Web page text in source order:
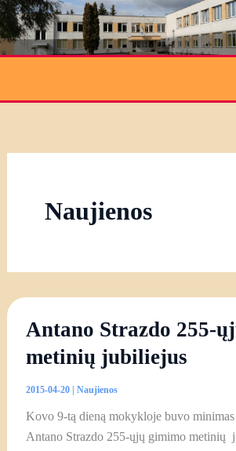
Pereiti
prie
turinio
Naujienos
Antano Strazdo 255-
metinių jubiliejus
2015-04-20 Naujienos
Kovo 9-tą dieną mokykloje buvo
Antano Strazdo 255-ųjų gimimo metinių